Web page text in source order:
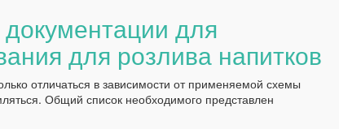
для
для розлива напитков
отличаться в зависимости от применяемой схемы
Общий список необходимого представлен